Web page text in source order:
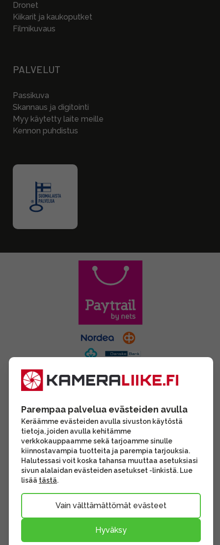
Dronet
Kiikarit ja kaukoputket
Filmikuvaus
PALVELUT
Passikuva
Skannaus ja digitointi
Myy käytetty laite meille
Kennon puhdistus
Parempaa palvelua evästeiden avulla
Keräämme evästeiden avulla sivuston käytöstä
tietoja, joiden avulla kehitämme
verkkokauppaamme sekä tarjoamme sinulle
kiinnostavampia tuotteita ja parempia tarjouksia.
Halutessasi voit koska tahansa muuttaa asetuksiasi
sivun alalaidan evästeiden asetukset -linkistä. Lue
lisää tästä.
Vain välttämättömät evästeet
Hyväksy